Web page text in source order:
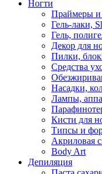
Ногти
Праймеры и
Гель-лаки,
Гель,
Декор для
Пилки,
Средства
Насадки,
Лампы,
Кисти для
Типсы и
Акриловая
Body Art
Депиляция